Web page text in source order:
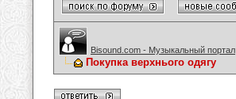
Bisound.com - Музыкальный портал
Покупка верхнього одягу